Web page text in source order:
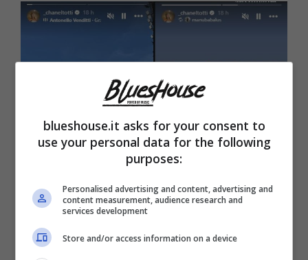
Chanel Totti ed i suoi post (Blueshouse.it)
Il giovane, sin da questo inverno, ha deciso
blueshouse.it asks for your consent to
use your personal data for the following
purposes:
Personalised advertising and content, advertising and
content measurement, audience research and
services development
Store and/or access information on a device